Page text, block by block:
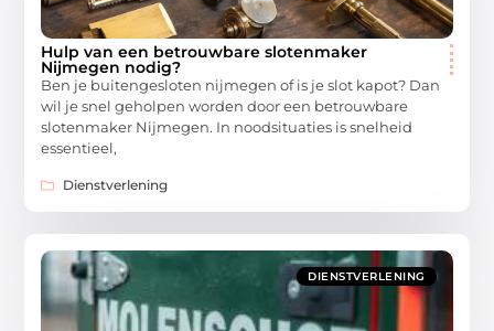
Hulp van een betrouwbare slotenmaker
Nijmegen nodig?
Ben je buitengesloten nijmegen of is je slot kapot? Dan
wil je snel geholpen worden door een betrouwbare
slotenmaker Nijmegen. In noodsituaties is snelheid
essentieel,
Dienstverlening
DIENSTVERLENING